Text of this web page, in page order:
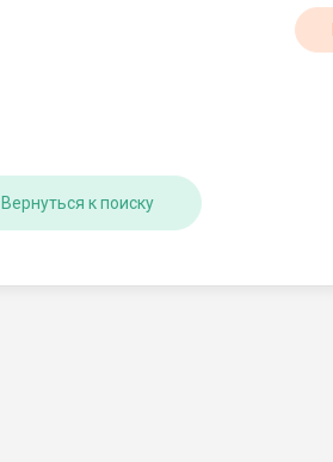
Вернуться к поиску